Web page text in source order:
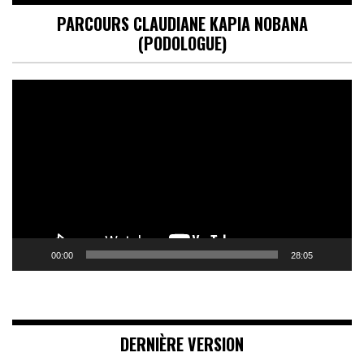
PARCOURS CLAUDIANE KAPIA NOBANA
(PODOLOGUE)
00:00 28:05
DERNIÈRE VERSION